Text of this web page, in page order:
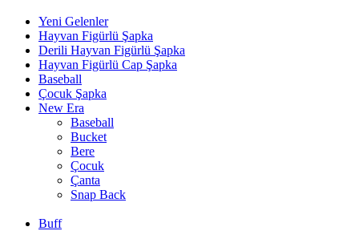
Yeni Gelenler
Hayvan Figürlü Şapka
Derili Hayvan Figürlü Şapka
Hayvan Figürlü Cap Şapka
Baseball
Çocuk Şapka
New Era
Baseball
Bucket
Bere
Çocuk
Çanta
Snap Back
Buff